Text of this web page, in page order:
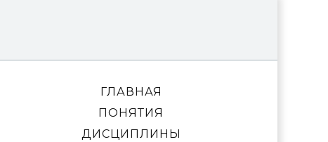
ГЛАВНАЯ
ПОНЯТИЯ
ДИСЦИПЛИНЫ